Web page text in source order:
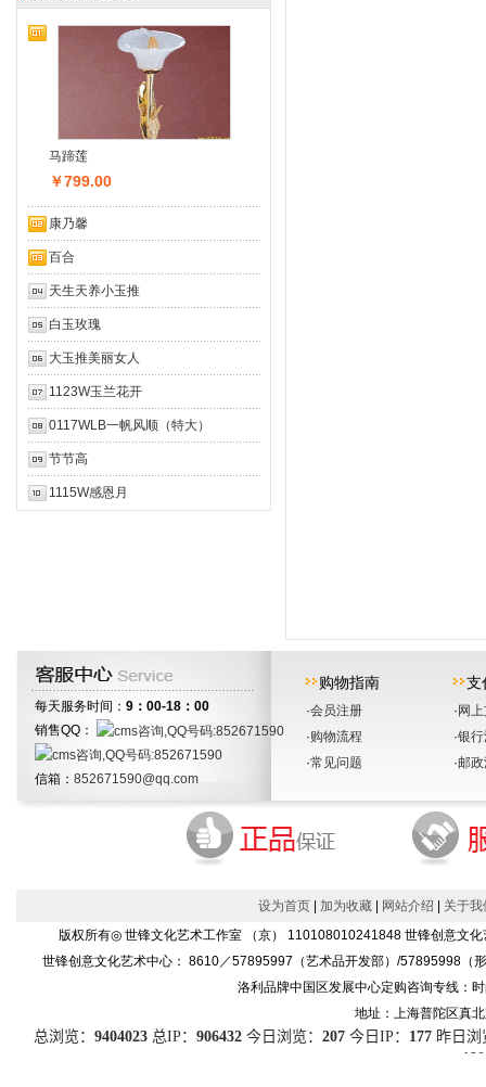
马蹄莲
￥799.00
康乃馨
百合
天生天养小玉推
白玉玫瑰
大玉推美丽女人
1123W玉兰花开
0117WLB一帆风顺（特大）
节节高
1115W感恩月
每天服务时间： 9：00-18：00
销售QQ：
信箱： 852671590@qq.com
购物指南
·会员注册
·购物流程
·常见问题
支
· 网
·银
·邮
设为首页 加为收藏 网站介绍
关于我
版权所有◎ 世锋文化艺术工作室 （京） 110108010241848 世锋创意文
世锋创意文化艺术中心： 8610／57895997（艺术品开发部）/57895998（
洛利品牌中国区发展中心定购咨询专线：
地址：上海普陀区真